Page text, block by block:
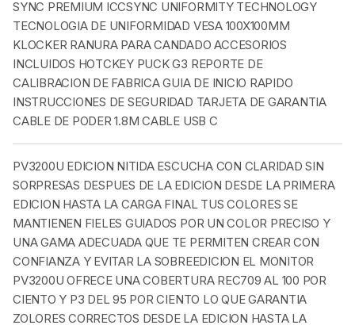
SYNC PREMIUM ICCSYNC UNIFORMITY TECHNOLOGY
TECNOLOGIA DE UNIFORMIDAD VESA 100X100MM
KLOCKER RANURA PARA CANDADO ACCESORIOS
INCLUIDOS HOTCKEY PUCK G3 REPORTE DE
CALIBRACION DE FABRICA GUIA DE INICIO RAPIDO
INSTRUCCIONES DE SEGURIDAD TARJETA DE GARANTIA
CABLE DE PODER 1.8M CABLE USB C
PV3200U EDICION NITIDA ESCUCHA CON CLARIDAD SIN
SORPRESAS DESPUES DE LA EDICION DESDE LA PRIMERA
EDICION HASTA LA CARGA FINAL TUS COLORES SE
MANTIENEN FIELES GUIADOS POR UN COLOR PRECISO Y
UNA GAMA ADECUADA QUE TE PERMITEN CREAR CON
CONFIANZA Y EVITAR LA SOBREEDICION EL MONITOR
PV3200U OFRECE UNA COBERTURA REC709 AL 100 POR
CIENTO Y P3 DEL 95 POR CIENTO LO QUE GARANTIA
ZOLORES CORRECTOS DESDE LA EDICION HASTA LA